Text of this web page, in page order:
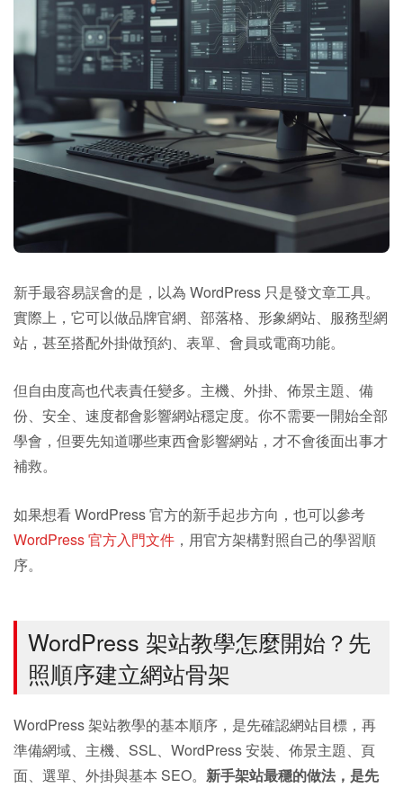
新手最容易誤會的是，以為 WordPress 只是發文章工具。
實際上，它可以做品牌官網、部落格、形象網站、服務型網
站，甚至搭配外掛做預約、表單、會員或電商功能。
但自由度高也代表責任變多。主機、外掛、佈景主題、備
份、安全、速度都會影響網站穩定度。你不需要一開始全部
學會，但要先知道哪些東西會影響網站，才不會後面出事才
補救。
如果想看 WordPress 官方的新手起步方向，也可以參考
WordPress 官方入門文件 ，用官方架構對照自己的學習順
序。
WordPress 架站教學怎麼開始？先
照順序建立網站骨架
WordPress 架站教學的基本順序，是先確認網站目標，再
準備網域、主機、SSL、WordPress 安裝、佈景主題、頁
面、選單、外掛與基本 SEO。 新手架站最穩的做法，是先